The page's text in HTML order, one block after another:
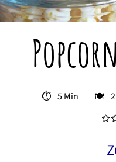
⏱ 5 Min 🍽